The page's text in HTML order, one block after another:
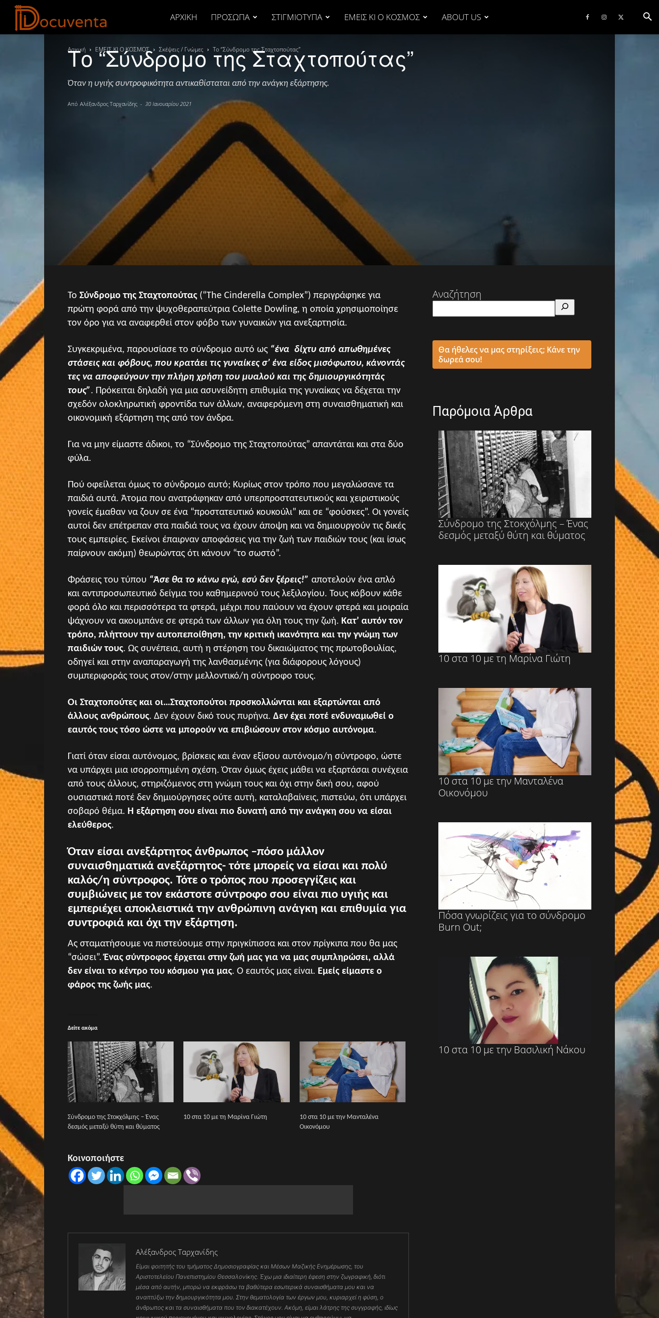
ΑΡΧΙΚΉ ΠΡΟΣΩΠΑ ΣΤΙΓΜΙΟΤΥΠΑ ΕΜΕΙΣ ΚΙ Ο ΚΟΣΜΟΣ ABOUT US
Αρχική ΕΜΕΙΣ ΚΙ Ο ΚΟΣΜΟΣ Σκέψεις / Γνώμες Το “Σύνδρομο της Σταχτοπούτας”
Το “Σύνδρομο της Σταχτοπούτας”
Όταν η υγιής συντροφικότητα αντικαθίσταται από την ανάγκη εξάρτησης.
Από Αλέξανδρος Ταρχανίδης - 30 Ιανουαρίου 2021
Το Σύνδρομο της Σταχτοπούτας (“The Cinderella Complex”) περιγράφηκε για
πρώτη φορά από την ψυχοθεραπεύτρια Colette Dowling, η οποία χρησιμοποίησε
τον όρο για να αναφερθεί στον φόβο των γυναικών για ανεξαρτησία.
Συγκεκριμένα, παρουσίασε το σύνδρομο αυτό ως “ένα δίχτυ από απωθημένες
στάσεις και φόβους, που κρατάει τις γυναίκες σ’ ένα είδος μισόφωτου, κάνοντάς
τες να αποφεύγουν την πλήρη χρήση του μυαλού και της δημιουργικότητάς
τους”. Πρόκειται δηλαδή για μια ασυνείδητη επιθυμία της γυναίκας να δέχεται την
σχεδόν ολοκληρωτική φροντίδα των άλλων, αναφερόμενη στη συναισθηματική και
οικονομική εξάρτηση της από τον άνδρα.
Για να μην είμαστε άδικοι, το “Σύνδρομο της Σταχτοπούτας” απαντάται και στα δύο
φύλα.
Πού οφείλεται όμως το σύνδρομο αυτό; Κυρίως στον τρόπο που μεγαλώσανε τα
παιδιά αυτά. Άτομα που ανατράφηκαν από υπερπροστατευτικούς και χειριστικούς
γονείς έμαθαν να ζουν σε ένα “προστατευτικό κουκούλι” και σε “φούσκες”. Οι γονείς
αυτοί δεν επέτρεπαν στα παιδιά τους να έχουν άποψη και να δημιουργούν τις δικές
τους εμπειρίες. Εκείνοι έπαιρναν αποφάσεις για την ζωή των παιδιών τους (και ίσως
παίρνουν ακόμη) θεωρώντας ότι κάνουν “το σωστό”.
Φράσεις του τύπου “Άσε θα το κάνω εγώ, εσύ δεν ξέρεις!” αποτελούν ένα απλό
και αντιπροσωπευτικό δείγμα του καθημερινού τους λεξιλογίου. Τους κόβουν κάθε
φορά όλο και περισσότερα τα φτερά, μέχρι που παύουν να έχουν φτερά και μοιραία
ψάχνουν να ακουμπάνε σε φτερά των άλλων για όλη τους την ζωή. Κατ’ αυτόν τον
τρόπο, πλήττουν την αυτοπεποίθηση, την κριτική ικανότητα και την γνώμη των
παιδιών τους. Ως συνέπεια, αυτή η στέρηση του δικαιώματος της πρωτοβουλίας,
οδηγεί και στην αναπαραγωγή της λανθασμένης (για διάφορους λόγους)
συμπεριφοράς τους στον/στην μελλοντικό/η σύντροφο τους.
Οι Σταχτοπούτες και οι…Σταχτοπούτοι προσκολλώνται και εξαρτώνται από
άλλους ανθρώπους. Δεν έχουν δικό τους πυρήνα. Δεν έχει ποτέ ενδυναμωθεί ο
εαυτός τους τόσο ώστε να μπορούν να επιβιώσουν στον κόσμο αυτόνομα.
Γιατί όταν είσαι αυτόνομος, βρίσκεις και έναν εξίσου αυτόνομο/η σύντροφο, ώστε
να υπάρχει μια ισορροπημένη σχέση. Όταν όμως έχεις μάθει να εξαρτάσαι συνέχεια
από τους άλλους, στηριζόμενος στη γνώμη τους και όχι στην δική σου, αφού
ουσιαστικά ποτέ δεν δημιούργησες ούτε αυτή, καταλαβαίνεις, πιστεύω, ότι υπάρχει
σοβαρό θέμα. Η εξάρτηση σου είναι πιο δυνατή από την ανάγκη σου να είσαι
ελεύθερος.
Όταν είσαι ανεξάρτητος άνθρωπος –πόσο μάλλον
συναισθηματικά ανεξάρτητος- τότε μπορείς να είσαι και πολύ
καλός/η σύντροφος. Τότε ο τρόπος που προσεγγίζεις και
συμβιώνεις με τον εκάστοτε σύντροφο σου είναι πιο υγιής και
εμπεριέχει αποκλειστικά την ανθρώπινη ανάγκη και επιθυμία για
συντροφιά και όχι την εξάρτηση.
Ας σταματήσουμε να πιστεύουμε στην πριγκίπισσα και στον πρίγκιπα που θα μας
“σώσει”.Ένας σύντροφος έρχεται στην ζωή μας για να μας συμπληρώσει, αλλά
δεν είναι το κέντρο του κόσμου για μας. Ο εαυτός μας είναι. Εμείς είμαστε ο
φάρος της ζωής μας.
Δείτε ακόμα
Σύνδρομο της Στοκχόλμης – Ένας
δεσμός μεταξύ θύτη και θύματος
10 στα 10 με τη Μαρίνα Γιώτη
10 στα 10 με την Μανταλένα
Οικονόμου
Κοινοποιήστε
Αλέξανδρος Ταρχανίδης
Είμαι φοιτητής του τμήματος Δημοσιογραφίας και Μέσων Μαζικής Ενημέρωσης, του
Αριστοτελείου Πανεπιστημίου Θεσσαλονίκης. Έχω μια ιδιαίτερη έφεση στην ζωγραφική, διότι
μέσα από αυτήν, μπορώ να εκφράσω τα βαθύτερα εσωτερικά συναισθήματα μου και να
αναπτύξω την δημιουργικότητα μου. Στην θεματολογία των έργων μου, κυριαρχεί η φύση, ο
άνθρωπος και τα συναισθήματα που τον διακατέχουν. Ακόμη, είμαι λάτρης της συγγραφής, ιδίως
Αναζήτηση
Θα ήθελες να μας στηρίξεις; Κάνε την
δωρεά σου!
Παρόμοια Άρθρα
Σύνδρομο της Στοκχόλμης – Ένας
δεσμός μεταξύ θύτη και θύματος
10 στα 10 με τη Μαρίνα Γιώτη
10 στα 10 με την Μανταλένα
Οικονόμου
Πόσα γνωρίζεις για το σύνδρομο
Burn Out;
10 στα 10 με την Βασιλική Νάκου